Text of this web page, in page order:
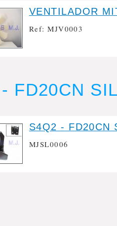
VENTILADOR
Ref: MJV0003
FD20CN
S4Q2 - FD20CN
MJSL0006